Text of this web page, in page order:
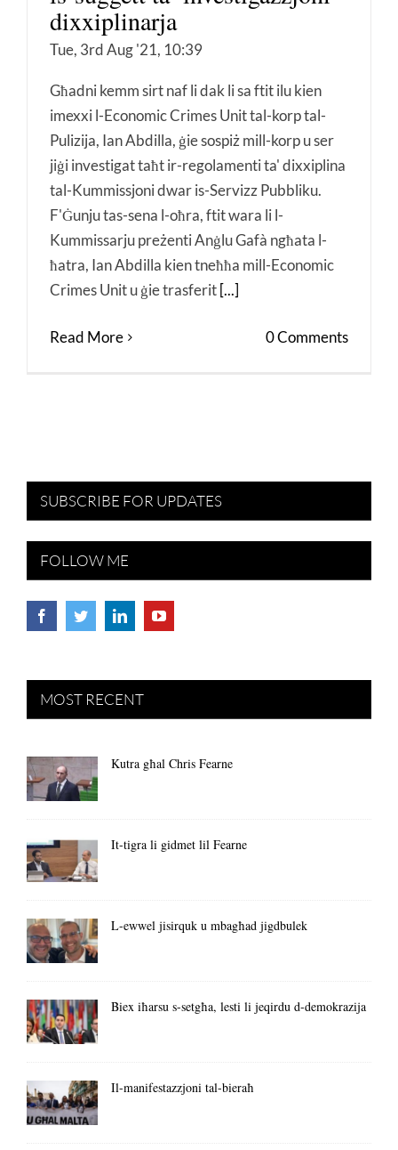
dixxiplinarja
Tue, 3rd Aug '21, 10:39
Għadni kemm sirt naf li dak li sa ftit ilu kien
imexxi l-Economic Crimes Unit tal-korp tal-
Pulizija, Ian Abdilla, ġie sospiż mill-korp u ser
jiġi investigat taħt ir-regolamenti ta' dixxiplina
tal-Kummissjoni dwar is-Servizz Pubbliku.
F'Ġunju tas-sena l-oħra, ftit wara li l-
Kummissarju preżenti Anġlu Gafà ngħata l-
ħatra, Ian Abdilla kien tneħħa mill-Economic
Crimes Unit u ġie trasferit [...]
Read More 0 Comments
SUBSCRIBE FOR UPDATES
FOLLOW ME
MOST RECENT
Kutra għal Chris Fearne
It-tigra li gidmet lil Fearne
L-ewwel jisirquk u mbagħad jigdbulek
Biex iħarsu s-setgħa, lesti li jeqirdu d-demokrazija
Il-manifestazzjoni tal-bieraħ